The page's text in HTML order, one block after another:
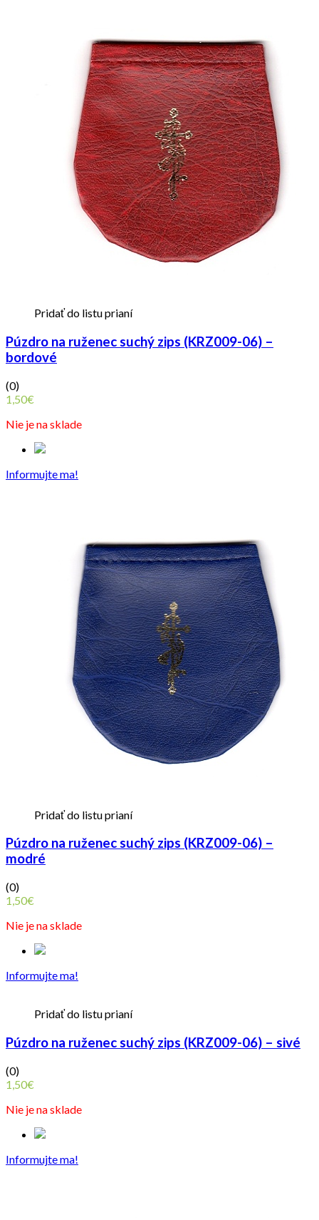
Pridať do listu prianí
Púzdro na ruženec suchý zips (KRZ009-06) –
bordové
(0)
1,50€
Nie je na sklade
Informujte ma!
Pridať do listu prianí
Púzdro na ruženec suchý zips (KRZ009-06) –
modré
(0)
1,50€
Nie je na sklade
Informujte ma!
Pridať do listu prianí
Púzdro na ruženec suchý zips (KRZ009-06) – sivé
(0)
1,50€
Nie je na sklade
Informujte ma!